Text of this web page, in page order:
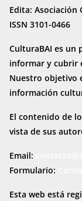
Edita: Asociación
ISSN 3101-0466
CulturaBAI es un
informar y cubrir
Nuestro objetivo
información
El contenido de
vista de sus
Email:
Formulario:
Esta web está